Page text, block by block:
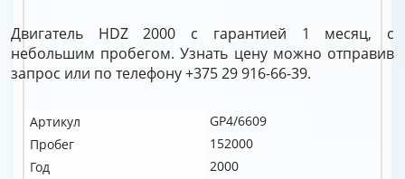
Двигатель HDZ 2000 с гарантией 1 месяц, с
небольшим пробегом. Узнать цену можно отправив
запрос или по телефону +375 29 916-66-39.
Артикул
GP4/6609
Пробег
152000
Год
2000